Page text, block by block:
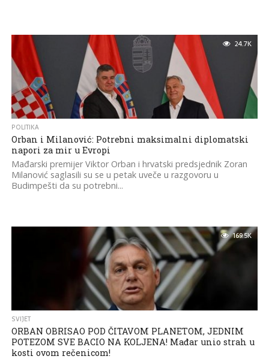
24.7K
POLITIKA
Orban i Milanović: Potrebni maksimalni diplomatski
napori za mir u Evropi
Mađarski premijer Viktor Orban i hrvatski predsjednik Zoran
Milanović saglasili su se u petak uveče u razgovoru u
Budimpešti da su potrebni...
169.5K
SVIJET
ORBAN OBRISAO POD ČITAVOM PLANETOM, JEDNIM
POTEZOM SVE BACIO NA KOLJENA! Mađar unio strah u
kosti ovom rečenicom!